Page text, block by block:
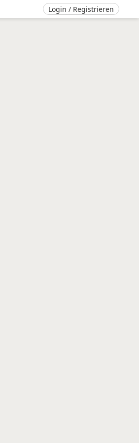
Login / Registrieren